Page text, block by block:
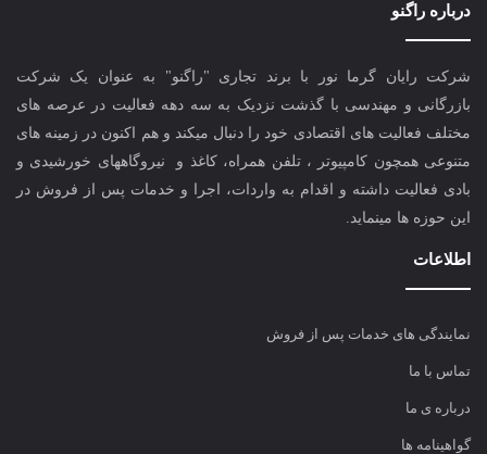
درباره راگنو
شرکت رایان گرما نور با برند تجاری "راگنو" به عنوان یک شرکت
بازرگانی و مهندسی با گذشت نزدیک به سه دهه فعالیت در عرصه های
مختلف فعالیت های اقتصادی خود را دنبال میکند و هم اکنون در زمینه های
متنوعی همچون کامپیوتر ، تلفن همراه، کاغذ و نیروگاههای خورشیدی و
بادی فعالیت داشته و اقدام به واردات، اجرا و خدمات پس از فروش در
این حوزه ها مینماید.
اطلاعات
نمایندگی های خدمات پس از فروش
تماس با ما
درباره ی ما
گواهینامه ها